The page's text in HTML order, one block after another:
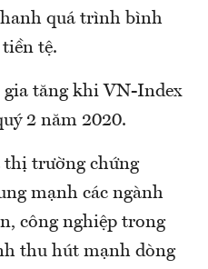
quá trình bình
tệ.
tăng khi VN-Index
2 năm 2020.
thị trường chứng
mạnh các ngành
công nghiệp trong
thu hút mạnh dòng